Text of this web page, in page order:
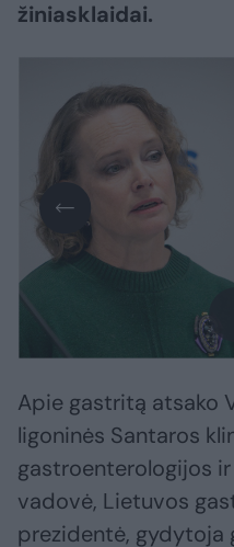
žiniasklaidai.
Apie gastritą atsako
ligoninės Santaros
gastroenterologijos
vadovė, Lietuvos
prezidentė, gydytoja